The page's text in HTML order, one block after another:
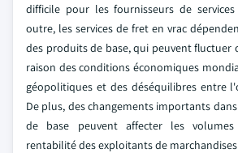
difficile pour les fournisseurs de
outre, les services de fret en vrac
des produits de base, qui peuvent fluctuer
raison des conditions économiques
géopolitiques et des déséquilibres entre
De plus, des changements importants
de base peuvent affecter les
rentabilité des exploitants de marchandises